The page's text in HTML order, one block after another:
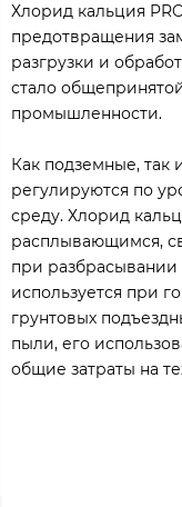
Хлорид кальция
предотвращения
разгрузки и
стало
промышленности.
Как подземные, так
регулируются по
среду. Хлорид
расплывающимся,
при
используется при
грунтовых
пыли, его
общие затраты на